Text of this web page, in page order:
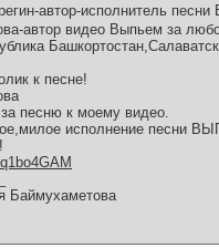
автор-исполнитель песни
автор видео Выпьем за
к песне!
песню к моему видео.
исполнение песни
Баймухаметова